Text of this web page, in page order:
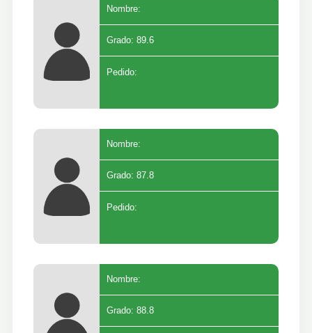
Nombre:
Grado: 89.6
Pedido:
Nombre:
Grado: 87.8
Pedido:
Nombre:
Grado: 88.8